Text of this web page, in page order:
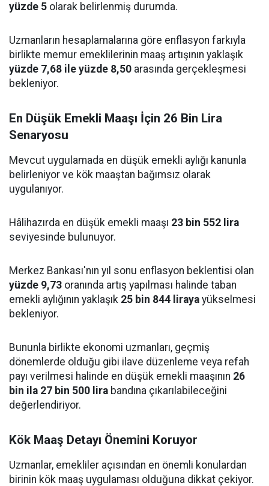
yüzde 5 olarak belirlenmiş durumda.
Uzmanların hesaplamalarına göre enflasyon farkıyla
birlikte memur emeklilerinin maaş artışının yaklaşık
yüzde 7,68 ile yüzde 8,50 arasında gerçekleşmesi
bekleniyor.
En Düşük Emekli Maaşı İçin 26 Bin Lira
Senaryosu
Mevcut uygulamada en düşük emekli aylığı kanunla
belirleniyor ve kök maaştan bağımsız olarak
uygulanıyor.
Hâlihazırda en düşük emekli maaşı 23 bin 552 lira
seviyesinde bulunuyor.
Merkez Bankası'nın yıl sonu enflasyon beklentisi olan
yüzde 9,73 oranında artış yapılması halinde taban
emekli aylığının yaklaşık 25 bin 844 liraya yükselmesi
bekleniyor.
Bununla birlikte ekonomi uzmanları, geçmiş
dönemlerde olduğu gibi ilave düzenleme veya refah
payı verilmesi halinde en düşük emekli maaşının 26
bin ila 27 bin 500 lira bandına çıkarılabileceğini
değerlendiriyor.
Kök Maaş Detayı Önemini Koruyor
Uzmanlar, emekliler açısından en önemli konulardan
birinin kök maaş uygulaması olduğuna dikkat çekiyor.